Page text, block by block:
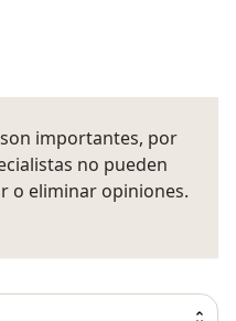
importantes, por
no pueden
o eliminar opiniones.